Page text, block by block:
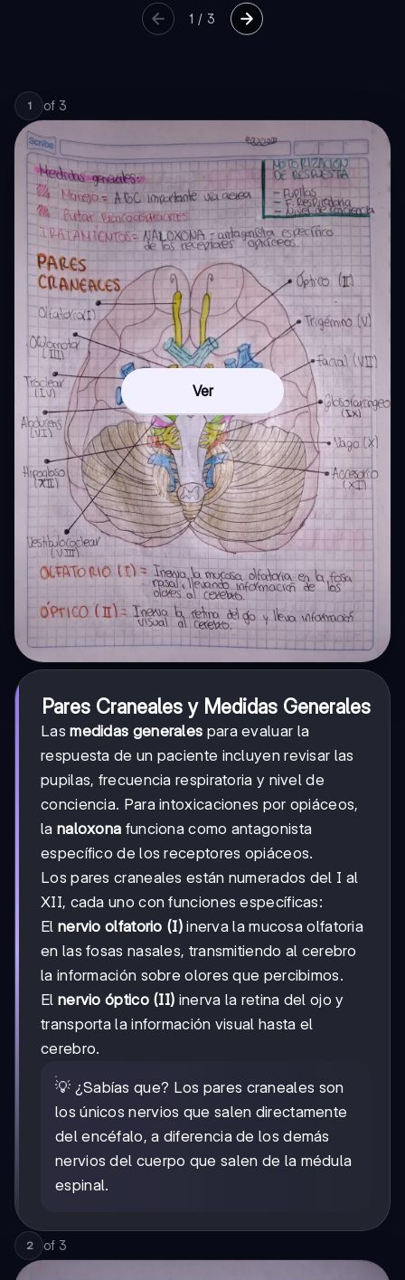
1 / 3
1 of 3
Ver
Pares Craneales y Medidas Generales
Lasmedidas generales para evaluar la
respuesta de un paciente incluyen revisar las
pupilas, frecuencia respiratoria y nivel de
conciencia. Para intoxicaciones por opiáceos,
la naloxona funciona como antagonista
específico de los receptores opiáceos.
Los pares craneales están numerados del I al
XII, cada uno con funciones específicas:
El nervio olfatorio (I)inerva la mucosa olfatoria
en las fosas nasales, transmitiendo al cerebro
la información sobre olores que percibimos.
El nervio óptico (II) inerva la retina del ojo y
transporta la información visual hasta el
cerebro.
💡 ¿Sabías que? Los pares craneales son
los únicos nervios que salen directamente
del encéfalo, a diferencia de los demás
nervios del cuerpo que salen de la médula
espinal.
2 of 3